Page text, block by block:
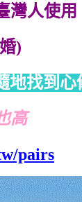
灣人使用
)
地找到
高
pairs